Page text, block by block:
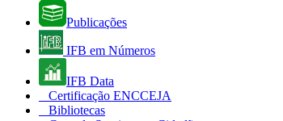
Publicações
IFB em Números
IFB Data
Certificação ENCCEJA
Bibliotecas